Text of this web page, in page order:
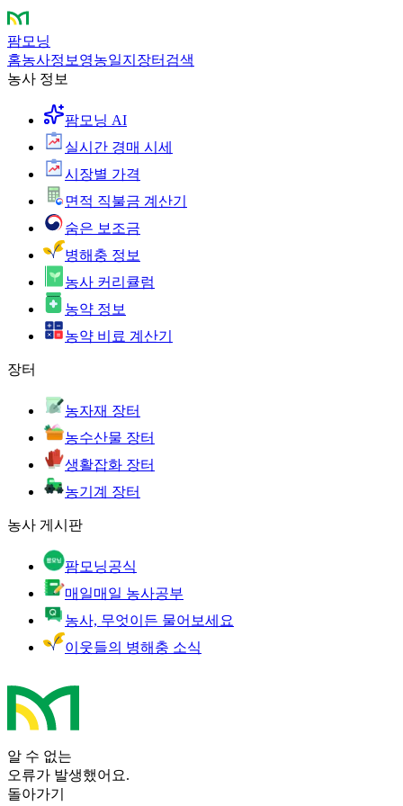
팜모닝
홈농사정보 영농일지 장터 검색
농사 정보
팜모닝 AI
실시간 경매 시세
시장별 가격
면적 직불금 계산기
숨은 보조금
병해충 정보
농사 커리큘럼
농약 정보
농약 비료 계산기
장터
농자재 장터
농수산물 장터
생활잡화 장터
농기계 장터
농사 게시판
팜모닝공식
매일매일 농사공부
농사, 무엇이든 물어보세요
이웃들의 병해충 소식
알 수 없는
오류가 발생했어요.
돌아가기